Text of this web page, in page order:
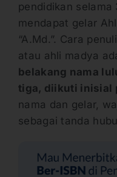
pendidikan selama
mendapat gelar
“A.Md.”. Cara
atau ahli madya
belakang nama
tiga, diikuti inisial
nama dan gelar,
sebagai tanda